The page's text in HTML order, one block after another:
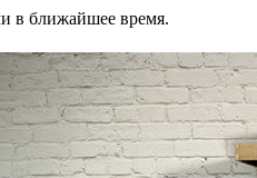
в ближайшее время.